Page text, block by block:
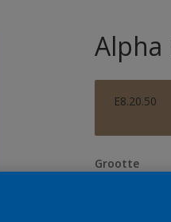
Alpha
E8.20.50
Grootte